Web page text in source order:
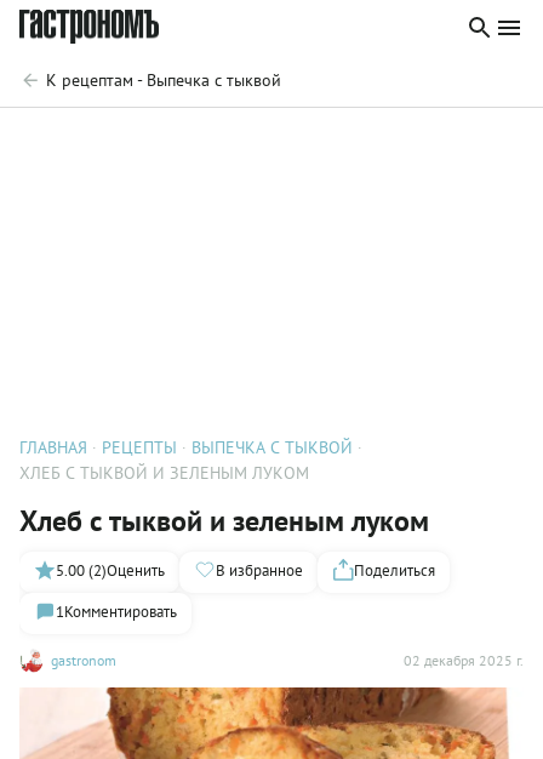
К рецептам - Выпечка с тыквой
ГЛАВНАЯ РЕЦЕПТЫ
ВЫПЕЧКА С ТЫКВОЙ
ХЛЕБ С ТЫКВОЙ И ЗЕЛЕНЫМ ЛУКОМ
Хлеб с тыквой и зеленым луком
gastronom 02 декабря 2025 г.
5.00 (2)Оценить В избранное
Поделиться
1Комментировать